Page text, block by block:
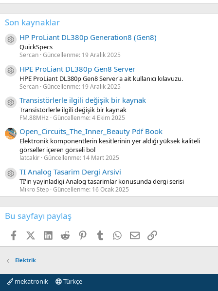
Son kaynaklar
Kaynak ikon/amblem
HP ProLiant DL380p Generation8 (Gen8)
QuickSpecs
Sercan Güncellenme: 19 Aralık 2025
Kaynak ikon/amblem
HPE ProLiant DL380p Gen8 Server
HPE ProLiant DL380p Gen8 Server'a ait kullanıcı kılavuzu.
Sercan Güncellenme: 19 Aralık 2025
Kaynak ikon/amblem
Transistörlerle ilgili değişik bir kaynak
Transistörlerle ilgili değişik bir kaynak
FM.88MHz Güncellenme:4 Ekim 2025
Open_Circuits_The_Inner_Beauty Pdf Book
Elektronik komponentlerin kesitlerinin yer aldığı yüksek kaliteli
görseller içeren görseli bol
latcakir Güncellenme: 14 Mart 2025
Kaynak ikon/amblem
TI Analog Tasarim Dergi Arsivi
TI'in yayinladigi Analog tasarimlar konusunda dergi serisi
Mikro Step Güncellenme: 16 Ocak 2025
Bu sayfayı paylaş
FacebookX (Twitter)
LinkedIn
Reddit PinterestTumblr WhatsApp
E-postaLink
Elektrik
mekatronik
Türkçe